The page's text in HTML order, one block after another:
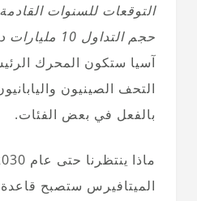
التوقعات للسنوات
حجم التداول 10 مليارات دولار بحلول عام 2030.
آسيا ستكون المحرك
التحف الصينيون
بالفعل في بعض الفئات.
الميتافيرس ستصبح